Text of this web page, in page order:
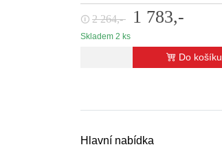
🛈 2 264,- 1 783,-
Skladem 2 ks
Do košíku
Hlavní nabídka